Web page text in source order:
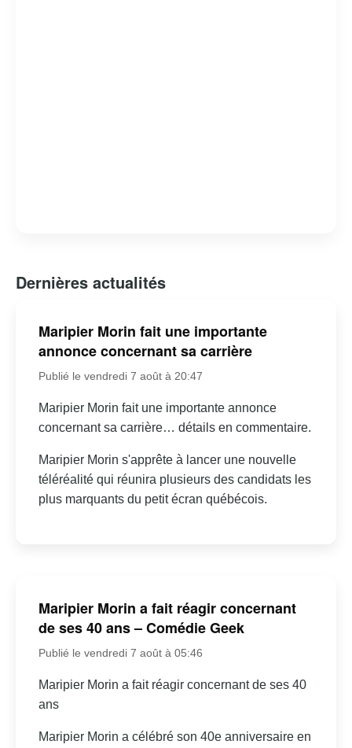
Dernières actualités
Maripier Morin fait une importante
annonce concernant sa carrière
Publié le vendredi 7 août à 20:47
Maripier Morin fait une importante annonce
concernant sa carrière… détails en commentaire.
Maripier Morin s'apprête à lancer une nouvelle
téléréalité qui réunira plusieurs des candidats les
plus marquants du petit écran québécois.
Maripier Morin a fait réagir concernant
de ses 40 ans – Comédie Geek
Publié le vendredi 7 août à 05:46
Maripier Morin a fait réagir concernant de ses 40
ans
Maripier Morin a célébré son 40e anniversaire en